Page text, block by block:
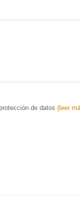
de datos(leer